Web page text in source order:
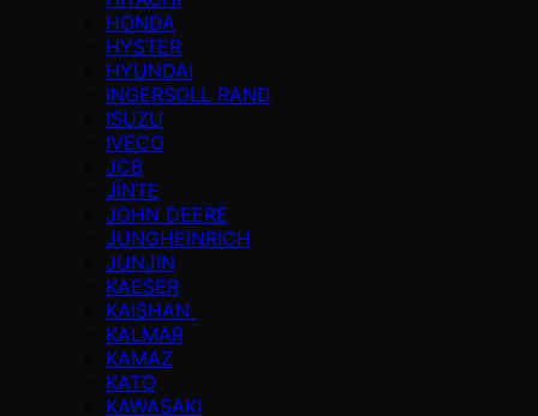
HONDA
HYSTER
HYUNDAI
INGERSOLL RAND
ISUZU
IVECO
JCB
JİNTE
JOHN DEERE
JUNGHEINRICH
JUNJIN
KAESER
KAISHAN
KALMAR
KAMAZ
KATO
KAWASAKI